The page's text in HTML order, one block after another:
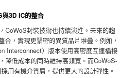
3D IC的整合
CoWoS封裝技術也持續演進。未來的趨
合，實現更緊密的異質晶片堆疊。例如，
Interconnect）版本使用高密度互連橋接
降低成本的同時維持高頻寬。而CoWoS-
用有機介質層，提供更大的設計彈性。